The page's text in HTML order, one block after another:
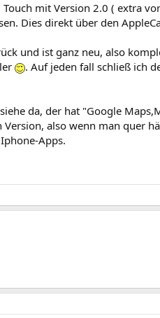
mit Version 2.0 ( extra
Dies direkt über den
und ist ganz neu, also
. Auf jeden fall schließ ich
da, der hat "Google
also wenn man quer
Apps.